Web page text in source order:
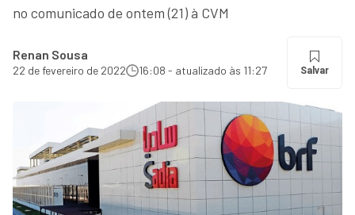
no comunicado de ontem (21) à CVM
Renan Sousa
22 de fevereiro de 2022 16:08 - atualizado às 11:27 Salvar